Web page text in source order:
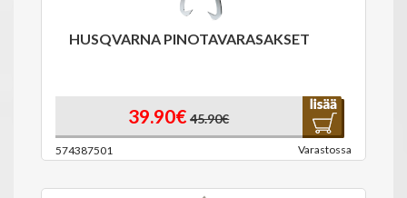
HUSQVARNA PINOTAVARASAKSET
39.90€ 45.90€
574387501 Varastossa